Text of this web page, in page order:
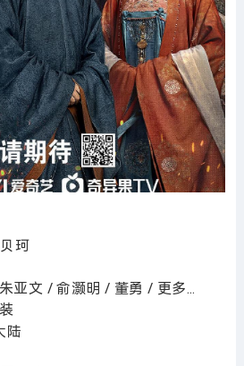
珂
亚文 / 俞灏明 / 董勇 / 更多...
陆